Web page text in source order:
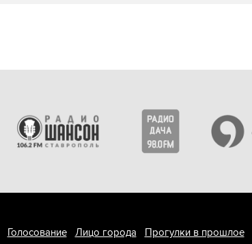
Голосование Лицо города Прогулки в прошлое